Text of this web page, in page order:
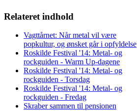
Relateret indhold
Vagttårnet: Når metal vil være
popkultur, og ønsket går i opfyldelse
Roskilde Festival '14: Metal- og
rockguiden - Warm Up-dagene
Roskilde Festival '14: Metal- og
rockguiden - Torsdag
Roskilde Festival '14: Metal- og
rockguiden - Fredag
Skraber sammen til pensionen